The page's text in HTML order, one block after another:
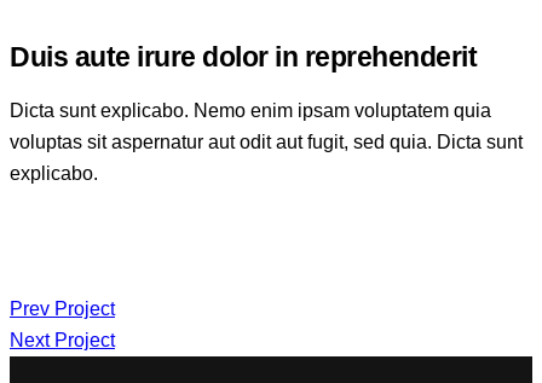
Duis aute irure dolor in reprehenderit
Dicta sunt explicabo. Nemo enim ipsam voluptatem quia
voluptas sit aspernatur aut odit aut fugit, sed quia. Dicta sunt
explicabo.
Beitragsnavigation
Prev Project
Next Project